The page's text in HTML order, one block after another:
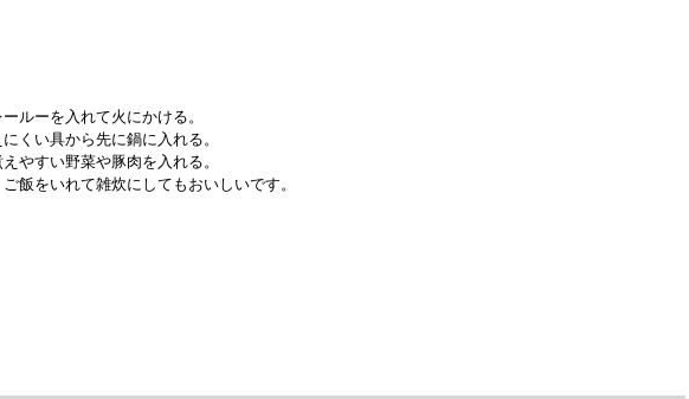
ルーを入れて火にかける。
くい具から先に鍋に入れる。
やすい野菜や豚肉を入れる。
をいれて雑炊にしてもおいしいです。